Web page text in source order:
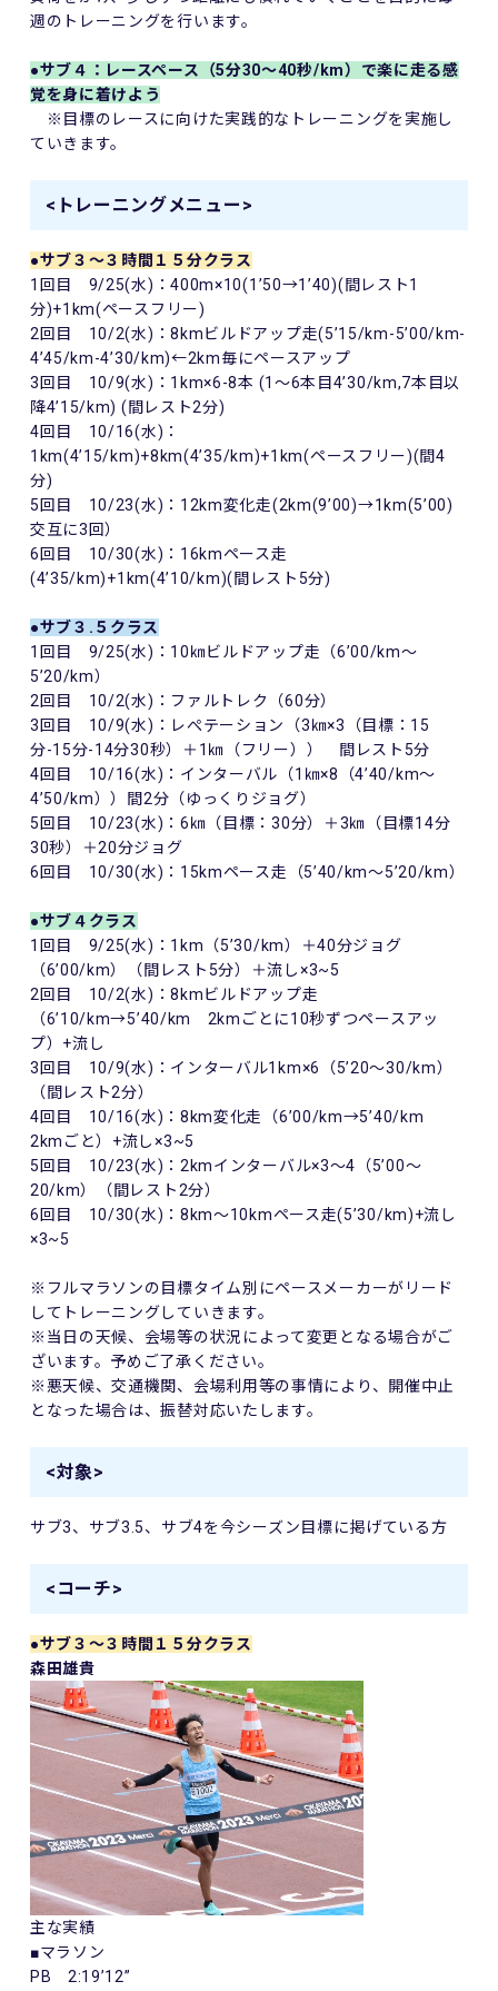
週のトレーニングを行います。
●サブ４：レースペース（5分30～40秒/km）で楽に走る感
覚を身に着けよう
※目標のレースに向けた実践的なトレーニングを実施し
ていきます。
<トレーニングメニュー>
●サブ３～３時間１５分クラス
1回目 9/25(水)：400m×10(1’50→1’40)(間レスト1
分)+1km(ペースフリー)
2回目 10/2(水)：8kmビルドアップ走(5’15/km-5’00/km-
4’45/km-4’30/km)←2km毎にペースアップ
3回目 10/9(水)：1km×6-8本 (1〜6本目4’30/km,7本目以
降4’15/km) (間レスト2分)
4回目 10/16(水)：
1km(4’15/km)+8km(4’35/km)+1km(ペースフリー)(間4
分)
5回目 10/23(水)：12km変化走(2km(9’00)→1km(5’00)
交互に3回）
6回目 10/30(水)：16kmペース走
(4’35/km)+1km(4’10/km)(間レスト5分)
●サブ３.５クラス
1回目 9/25(水)：10㎞ビルドアップ走（6’00/km～
5’20/km）
2回目 10/2(水)：ファルトレク（60分）
3回目 10/9(水)：レぺテーション（3㎞×3（目標：15
分-15分-14分30秒）＋1㎞（フリー）） 間レスト5分
4回目 10/16(水)：インターバル（1㎞×8（4’40/km～
4’50/km））間2分（ゆっくりジョグ）
5回目 10/23(水)：6㎞（目標：30分）＋3㎞（目標14分
30秒）＋20分ジョグ
6回目 10/30(水)：15kmペース走（5’40/km～5’20/km）
●サブ４クラス
1回目 9/25(水)：1km（5’30/km）＋40分ジョグ
（6’00/km）（間レスト5分）＋流し×3~5
2回目 10/2(水)：8kmビルドアップ走
（6’10/km→5’40/km 2kmごとに10秒ずつペースアッ
プ）+流し
3回目 10/9(水)：インターバル1km×6（5’20～30/km）
（間レスト2分）
4回目 10/16(水)：8km変化走（6’00/km→5’40/km
2kmごと）+流し×3~5
5回目 10/23(水)：2kmインターバル×3～4（5’00～
20/km）（間レスト2分）
6回目 10/30(水)：8km～10kmペース走(5’30/km)+流し
×3~5
※フルマラソンの目標タイム別にペースメーカーがリード
してトレーニングしていきます。
※当日の天候、会場等の状況によって変更となる場合がご
ざいます。予めご了承ください。
※悪天候、交通機関、会場利用等の事情により、開催中止
となった場合は、振替対応いたします。
<対象>
サブ3、サブ3.5、サブ4を今シーズン目標に掲げている方
<コーチ>
●サブ３～３時間１５分クラス
森田雄貴
主な実績
■マラソン
PB 2:19’12”